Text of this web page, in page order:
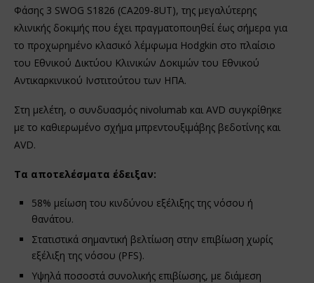
Φάσης 3 SWOG S1826 (CA209-8UT), της μεγαλύτερης
κλινικής δοκιμής που έχει πραγματοποιηθεί έως σήμερα για
το προχωρημένο κλασικό λέμφωμα Hodgkin στο πλαίσιο
του Εθνικού Δικτύου Κλινικών Δοκιμών του Εθνικού
Αντικαρκινικού Ινστιτούτου των ΗΠΑ.
Στη μελέτη, ο συνδυασμός nivolumab και AVD συγκρίθηκε
με το καθιερωμένο σχήμα μπρεντουξιμάβης βεδοτίνης και
AVD.
Τα αποτελέσματα έδειξαν:
58% μείωση του κινδύνου εξέλιξης της νόσου ή
θανάτου.
Στατιστικά σημαντική βελτίωση στην επιβίωση χωρίς
εξέλιξη της νόσου (PFS).
Υψηλά ποσοστά συνολικής επιβίωσης, με διάμεση